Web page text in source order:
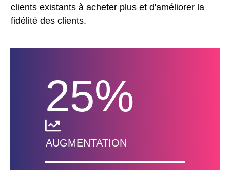
clients existants à acheter plus et d'améliorer la
fidélité des clients.
25%
AUGMENTATION